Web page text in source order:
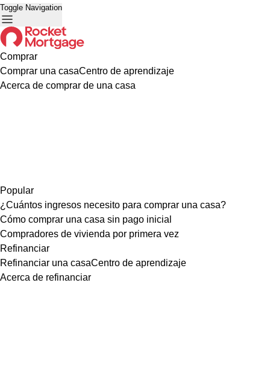
Toggle Navigation
Comprar
Comprar una casaCentro de aprendizaje
Acerca de comprar de una casa
Popular
¿Cuántos ingresos necesito para comprar una casa?
Cómo comprar una casa sin pago inicial
Compradores de vivienda por primera vez
Refinanciar
Refinanciar una casaCentro de aprendizaje
Acerca de refinanciar